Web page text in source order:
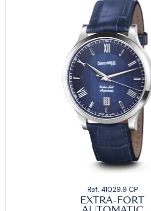
Ref. 41029.9 CP
EXTRA-FORT